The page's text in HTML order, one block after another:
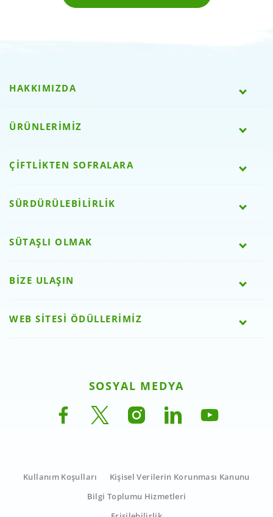
HAKKIMIZDA
ÜRÜNLERİMİZ
ÇİFTLİKTEN SOFRALARA
SÜRDÜRÜLEBİLİRLİK
SÜTAŞLI OLMAK
BİZE ULAŞIN
WEB SİTESİ ÖDÜLLERİMİZ
SOSYAL MEDYA
Kullanım Koşulları
Kişisel Verilerin Korunması Kanunu
Bilgi Toplumu Hizmetleri